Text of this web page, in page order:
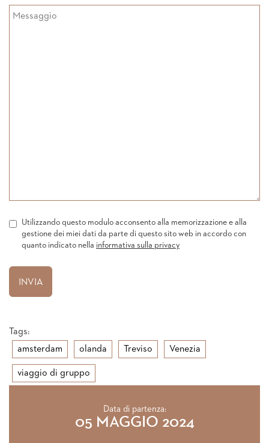
Utilizzando questo modulo acconsento alla memorizzazione e alla
gestione dei miei dati da parte di questo sito web in accordo con
quanto indicato nella informativa sulla privacy
Tags:
amsterdam
olanda Treviso Venezia
viaggio di gruppo
Data di partenza:
05 MAGGIO 2024